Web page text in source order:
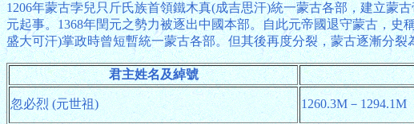
1206年蒙古孛兒只斤氏族首領鐵木真(成吉思汗)統一蒙古各部，建立蒙
元起事。1368年閏元之勢力被逐出中國本部。自此元帝國退守蒙古，
盛大可汗)掌政時曾短暫統一蒙古各部。但其後再度分裂，蒙古逐漸分
君主姓名及綽號
忽必烈 (元世祖) 1260.3M－1294.1M